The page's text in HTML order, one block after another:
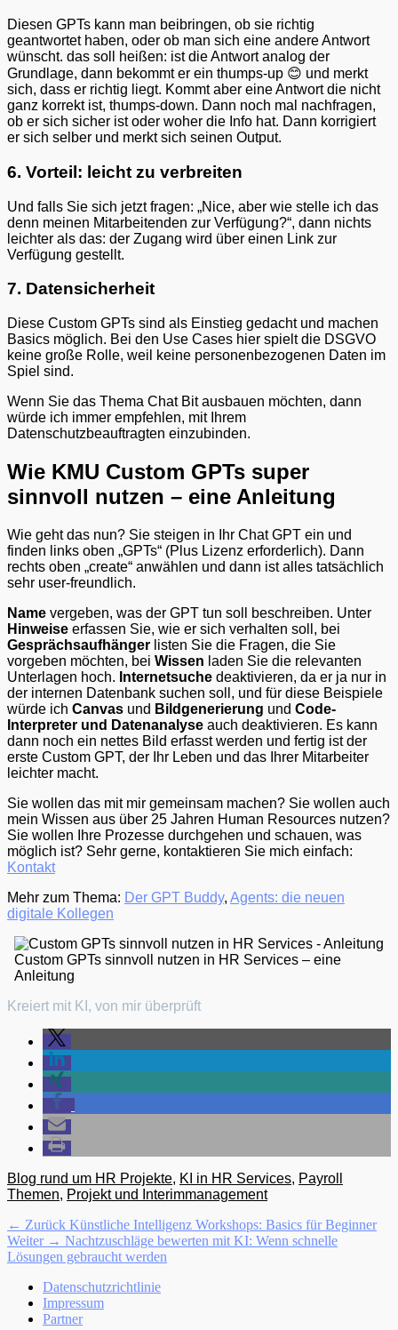
Diesen GPTs kann man beibringen, ob sie richtig
geantwortet haben, oder ob man sich eine andere Antwort
wünscht. das soll heißen: ist die Antwort analog der
Grundlage, dann bekommt er ein thumps-up 😊 und merkt
sich, dass er richtig liegt. Kommt aber eine Antwort die nicht
ganz korrekt ist, thumps-down. Dann noch mal nachfragen,
ob er sich sicher ist oder woher die Info hat. Dann korrigiert
er sich selber und merkt sich seinen Output.
6. Vorteil: leicht zu verbreiten
Und falls Sie sich jetzt fragen: „Nice, aber wie stelle ich das
denn meinen Mitarbeitenden zur Verfügung?“, dann nichts
leichter als das: der Zugang wird über einen Link zur
Verfügung gestellt.
7. Datensicherheit
Diese Custom GPTs sind als Einstieg gedacht und machen
Basics möglich. Bei den Use Cases hier spielt die DSGVO
keine große Rolle, weil keine personenbezogenen Daten im
Spiel sind.
Wenn Sie das Thema Chat Bit ausbauen möchten, dann
würde ich immer empfehlen, mit Ihrem
Datenschutzbeauftragten einzubinden.
Wie KMU Custom GPTs super
sinnvoll nutzen – eine Anleitung
Wie geht das nun? Sie steigen in Ihr Chat GPT ein und
finden links oben „GPTs“ (Plus Lizenz erforderlich). Dann
rechts oben „create“ anwählen und dann ist alles tatsächlich
sehr user-freundlich.
Name vergeben, was der GPT tun soll beschreiben. Unter
Hinweise erfassen Sie, wie er sich verhalten soll, bei
Gesprächsaufhänger listen Sie die Fragen, die Sie
vorgeben möchten, bei Wissen laden Sie die relevanten
Unterlagen hoch. Internetsuche deaktivieren, da er ja nur in
der internen Datenbank suchen soll, und für diese Beispiele
würde ich Canvas und Bildgenerierung und Code-
Interpreter und Datenanalyse auch deaktivieren. Es kann
dann noch ein nettes Bild erfasst werden und fertig ist der
erste Custom GPT, der Ihr Leben und das Ihrer Mitarbeiter
leichter macht.
Sie wollen das mit mir gemeinsam machen? Sie wollen auch
mein Wissen aus über 25 Jahren Human Resources nutzen?
Sie wollen Ihre Prozesse durchgehen und schauen, was
möglich ist? Sehr gerne, kontaktieren Sie mich einfach:
Kontakt
Mehr zum Thema: Der GPT Buddy, Agents: die neuen
digitale Kollegen
Custom GPTs sinnvoll nutzen in HR Services – eine
Anleitung
Kreiert mit KI, von mir überprüft
Kategorien
Blog rund um HR Projekte, KI in HR Services, Payroll
Themen, Projekt und Interimmanagement
Beitragsnavigation
← Zurück Vorhergehender
Beitrag:
Künstliche Intelligenz Workshops: Basics für Beginner
Weiter → Nächster
Beitrag:
Nachtzuschläge bewerten mit KI: Wenn schnelle
Lösungen gebraucht werden
Menü
Fußzeile
Zum
Inhalt:
Datenschutzrichtlinie
Impressum
Partner